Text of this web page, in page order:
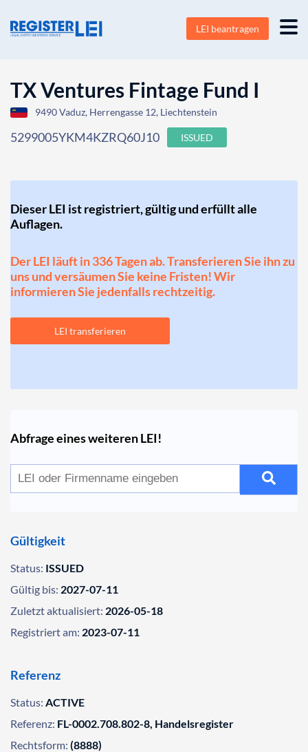
LEI beantragen
TX Ventures Fintage Fund I
9490 Vaduz, Herrengasse 12, Liechtenstein
5299005YKM4KZRQ60J10 ISSUED
Dieser LEI ist registriert, gültig und erfüllt alle
Auflagen.
Der LEI läuft in 336 Tagen ab. Transferieren Sie ihn zu
uns und versäumen Sie keine Fristen! Wir
informieren Sie jedenfalls rechtzeitig.
LEI transferieren
Abfrage eines weiteren LEI!
Gültigkeit
Status: ISSUED
Gültig bis: 2027-07-11
Zuletzt aktualisiert: 2026-05-18
Registriert am: 2023-07-11
Referenz
Status: ACTIVE
Referenz: FL-0002.708.802-8, Handelsregister
Rechtsform: (8888)